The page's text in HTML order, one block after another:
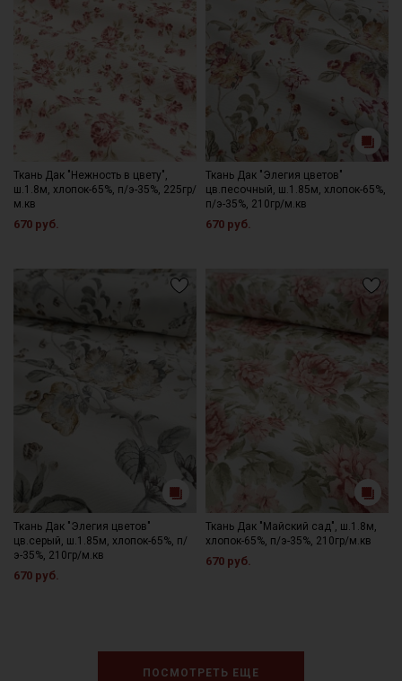
Ткань Дак "Нежность в цвету",
ш.1.8м, хлопок-65%, п/э-35%, 225гр/
м.кв
670 руб.
Ткань Дак "Элегия цветов"
цв.песочный, ш.1.85м, хлопок-65%,
п/э-35%, 210гр/м.кв
670 руб.
Ткань Дак "Элегия цветов"
цв.серый, ш.1.85м, хлопок-65%, п/
э-35%, 210гр/м.кв
670 руб.
Ткань Дак "Майский сад", ш.1.8м,
хлопок-65%, п/э-35%, 210гр/м.кв
670 руб.
ПОСМОТРЕТЬ ЕЩЕ